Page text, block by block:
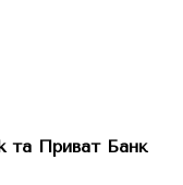
та Приват Банк